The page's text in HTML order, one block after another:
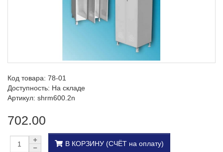
Код товара: 78-01
Доступность: На складе
Артикул: shrm600.2n
702.00
В КОРЗИНУ (СЧЁТ на оплату)